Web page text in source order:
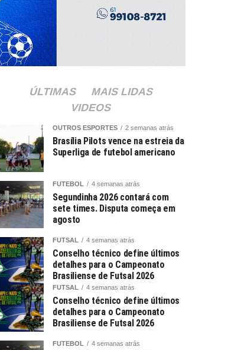
ÚLTIMAS
MAIS LIDAS
VIDEOS
OUTROS ESPORTES 2 semanas atrás
Brasília Pilots vence na estreia da
Superliga de futebol americano
FUTEBOL 4 semanas atrás
Segundinha 2026 contará com
sete times. Disputa começa em
agosto
FUTSAL 4 semanas atrás
Conselho técnico define últimos
detalhes para o Campeonato
Brasiliense de Futsal 2026
FUTSAL 4 semanas atrás
Conselho técnico define últimos
detalhes para o Campeonato
Brasiliense de Futsal 2026
FUTEBOL 4 semanas atrás